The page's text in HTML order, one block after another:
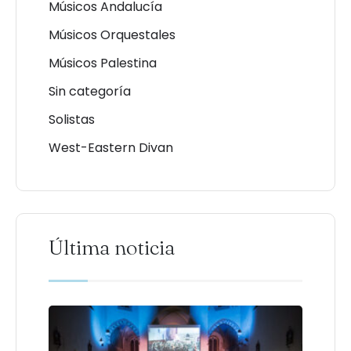
Músicos Andalucía
Músicos Orquestales
Músicos Palestina
Sin categoría
Solistas
West-Eastern Divan
Última noticia